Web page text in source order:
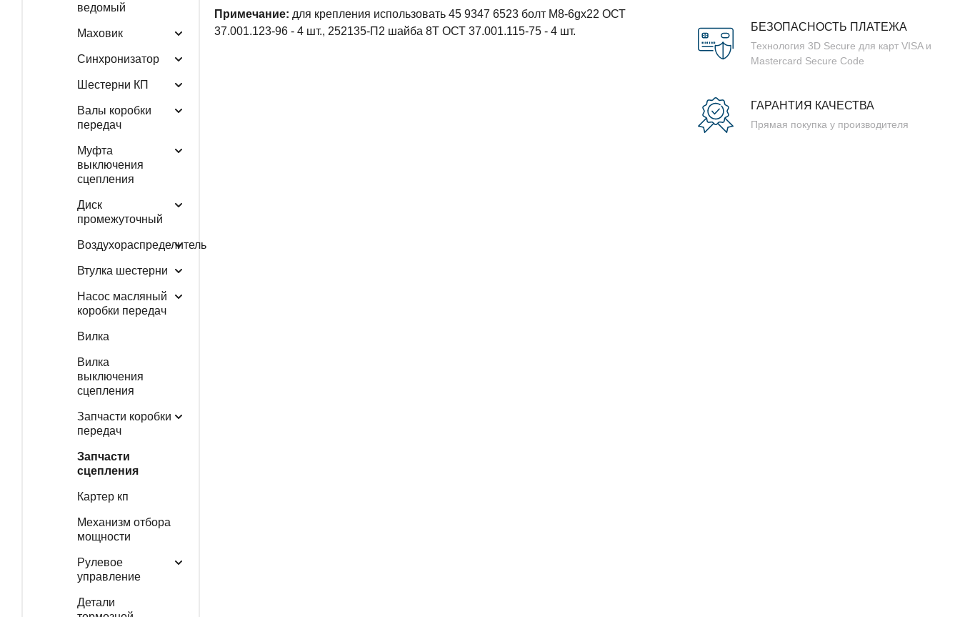
ведомый
Маховик
Синхронизатор
Шестерни КП
Валы коробки
передач
Муфта
выключения
сцепления
Диск
промежуточный
Воздухораспределитель
Втулка шестерни
Насос масляный
коробки передач
Вилка
Вилка
выключения
сцепления
Запчасти коробки
передач
Запчасти
сцепления
Картер кп
Механизм отбора
мощности
Рулевое
управление
Детали
Примечание: для крепления использовать 45 9347 6523 болт М8-6gх22 ОСТ
37.001.123-96 - 4 шт., 252135-П2 шайба 8Т ОСТ 37.001.115-75 - 4 шт.
БЕЗОПАСНОСТЬ ПЛАТЕЖА
Технология 3D Secure для карт VISA и
Mastercard Secure Code
ГАРАНТИЯ КАЧЕСТВА
Прямая покупка у производителя